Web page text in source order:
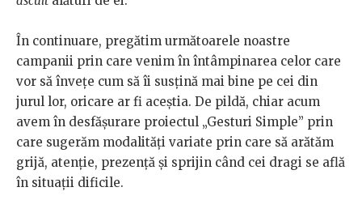
În continuare, pregătim următoarele noastre
campanii prin care venim în întâmpinarea celor care
vor să învețe cum să îi susțină mai bine pe cei din
jurul lor, oricare ar fi aceștia. De pildă, chiar acum
avem în desfășurare proiectul „Gesturi Simple” prin
care sugerăm modalități variate prin care să arătăm
grijă, atenție, prezență și sprijin când cei dragi se află
în situații dificile.